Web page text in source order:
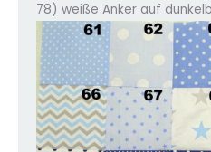
78) weiße Anker auf